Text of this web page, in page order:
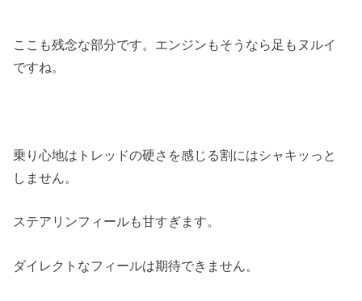
ここも残念な部分です。エンジンもそうなら足もヌルイ
ですね。
乗り心地はトレッドの硬さを感じる割にはシャキッっと
しません。
ステアリンフィールも甘すぎます。
ダイレクトなフィールは期待できません。